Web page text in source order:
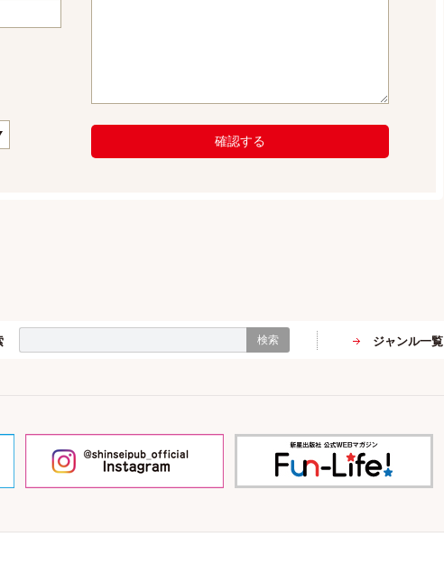
確認する
検索 ジャンル一覧